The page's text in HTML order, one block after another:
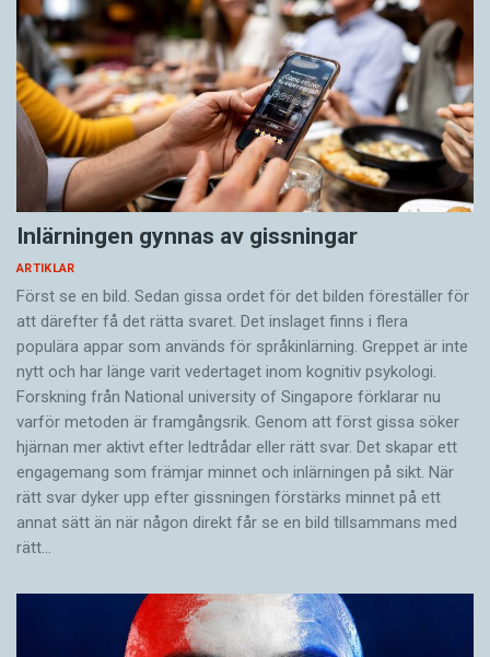
Inlärningen gynnas av gissningar
ARTIKLAR
Först se en bild. Sedan gissa ordet för det bilden föreställer för
att därefter få det rätta svaret. Det inslaget finns i flera
populära appar som används för språkinlärning. Greppet är inte
nytt och har länge varit vedertaget inom kognitiv psykologi.
Forskning från National university of Singa­pore förklarar nu
varför metoden är framgångsrik. Genom att först gissa ­söker
hjärnan mer aktivt ­efter ledtrådar eller rätt svar. Det skapar ett
engagemang som främjar minnet och inlärningen på sikt. När
rätt svar dyker upp efter gissningen förstärks minnet på ett
annat sätt än när någon direkt får se en bild tillsammans med
rätt…